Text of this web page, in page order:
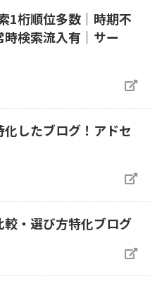
1桁順位多数｜時期不
検索流入有｜サー
したブログ！アドセ
・選び方特化ブログ